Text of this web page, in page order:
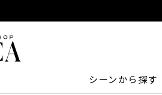
シーンから探す